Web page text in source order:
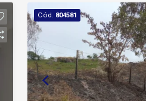
Social 2 Quartos 1 Vaga de Garagem
Descoberta Condomínio: Portaria 24
horas MIni Mercado
Poliesportiva Quadra de Areia
Bicicletário Pet Place Praça de Jogos
Playground Salão de
Caminhada
Cód. 804581